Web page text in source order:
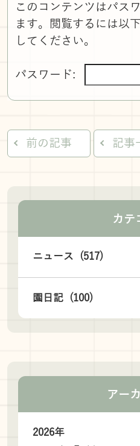
このコンテンツはパス
ます。閲覧するには以
してください。
パスワード:
前の記事 記事
カテ
ニュース (517)
園日記 (100)
アー
2026年